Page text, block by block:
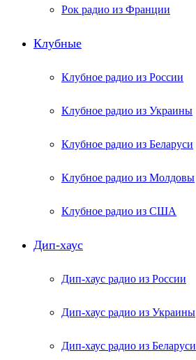
Рок радио из Франции
Клубные
Клубное радио из России
Клубное радио из Украины
Клубное радио из Беларуси
Клубное радио из Молдовы
Клубное радио из США
Дип-хаус
Дип-хаус радио из России
Дип-хаус радио из Украины
Дип-хаус радио из Беларуси